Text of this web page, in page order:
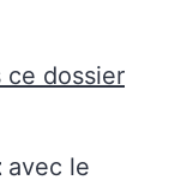
dossier
avec le